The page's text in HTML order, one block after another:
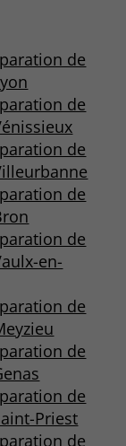
de
de
de
de
de
en-
de
de
de
Priest
de